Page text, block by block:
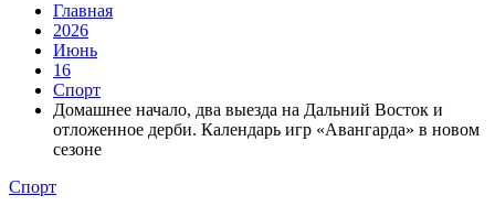
Главная
2026
Июнь
16
Спорт
Домашнее начало, два выезда на Дальний Восток и
отложенное дерби. Календарь игр «Авангарда» в новом
сезоне
Спорт